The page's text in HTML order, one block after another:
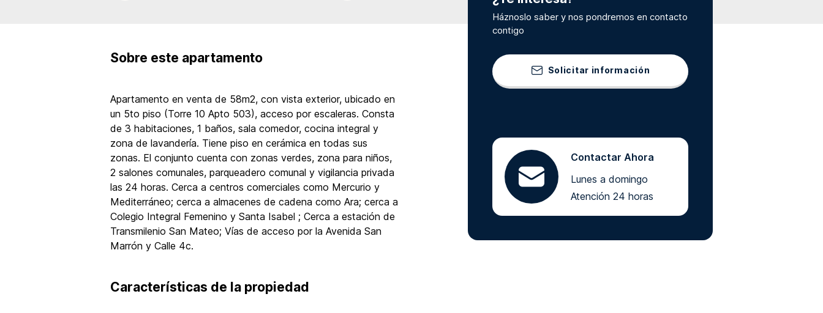
Sobre este apartamento
Apartamento en venta de 58m2, con vista exterior, ubicado en
un 5to piso (Torre 10 Apto 503), acceso por escaleras. Consta
de 3 habitaciones, 1 baños, sala comedor, cocina integral y
zona de lavandería. Tiene piso en cerámica en todas sus
zonas. El conjunto cuenta con zonas verdes, zona para niños,
2 salones comunales, parqueadero comunal y vigilancia privada
las 24 horas. Cerca a centros comerciales como Mercurio y
Mediterráneo; cerca a almacenes de cadena como Ara; cerca a
Colegio Integral Femenino y Santa Isabel ; Cerca a estación de
Transmilenio San Mateo; Vías de acceso por la Avenida San
Marrón y Calle 4c.
Características de la propiedad
Háznoslo saber y nos pondremos en contacto
contigo
Solicitar información
Contactar Ahora
Lunes a domingo
Atención 24 horas